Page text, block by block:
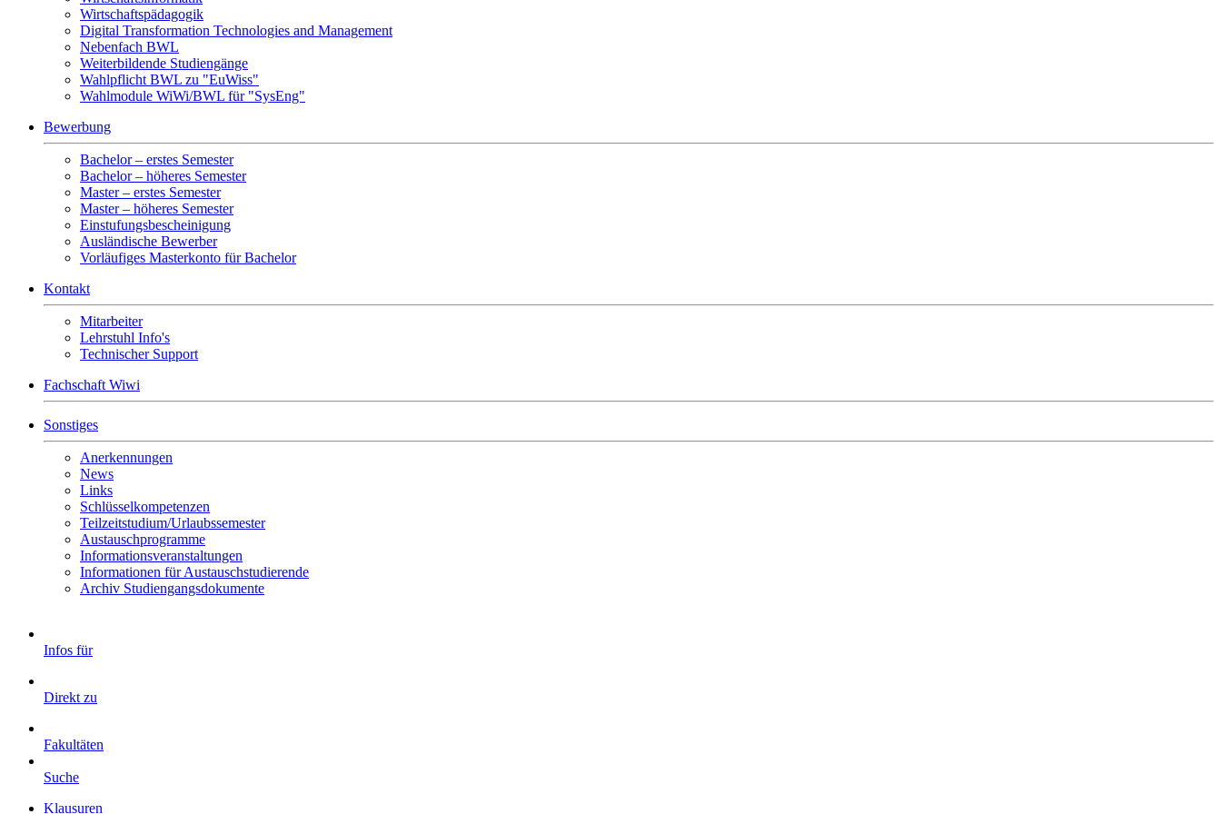
Wirtschaftspädagogik
Digital Transformation Technologies and Management
Nebenfach BWL
Weiterbildende Studiengänge
Wahlpflicht BWL zu "EuWiss"
Wahlmodule WiWi/BWL für "SysEng"
Bewerbung
Bachelor – erstes Semester
Bachelor – höheres Semester
Master – erstes Semester
Master – höheres Semester
Einstufungsbescheinigung
Ausländische Bewerber
Vorläufiges Masterkonto für Bachelor
Kontakt
Mitarbeiter
Lehrstuhl Info's
Technischer Support
Fachschaft Wiwi
Sonstiges
Anerkennungen
News
Links
Schlüsselkompetenzen
Teilzeitstudium/Urlaubssemester
Austauschprogramme
Informationsveranstaltungen
Informationen für Austauschstudierende
Archiv Studiengangsdokumente
Infos für
Direkt zu
Fakultäten
Suche
Klausuren